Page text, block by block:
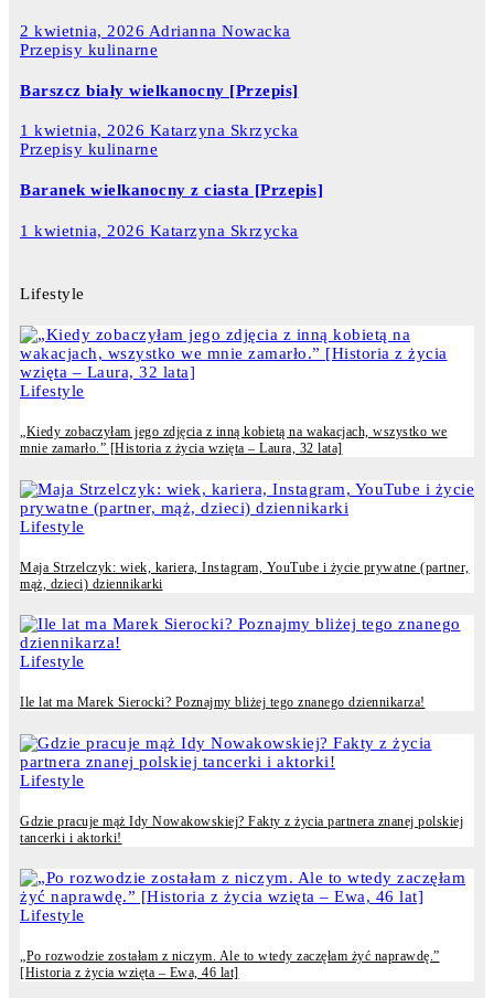
2 kwietnia, 2026 Adrianna Nowacka
Przepisy kulinarne
Barszcz biały wielkanocny [Przepis]
1 kwietnia, 2026 Katarzyna Skrzycka
Przepisy kulinarne
Baranek wielkanocny z ciasta [Przepis]
1 kwietnia, 2026 Katarzyna Skrzycka
Lifestyle
Lifestyle
„Kiedy zobaczyłam jego zdjęcia z inną kobietą na wakacjach, wszystko we
mnie zamarło.” [Historia z życia wzięta – Laura, 32 lata]
Lifestyle
Maja Strzelczyk: wiek, kariera, Instagram, YouTube i życie prywatne (partner,
mąż, dzieci) dziennikarki
Lifestyle
Ile lat ma Marek Sierocki? Poznajmy bliżej tego znanego dziennikarza!
Lifestyle
Gdzie pracuje mąż Idy Nowakowskiej? Fakty z życia partnera znanej polskiej
tancerki i aktorki!
Lifestyle
„Po rozwodzie zostałam z niczym. Ale to wtedy zaczęłam żyć naprawdę.”
[Historia z życia wzięta – Ewa, 46 lat]